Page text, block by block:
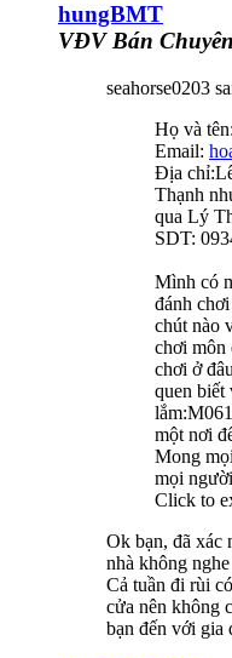
hungBMT
VĐV Bán Chuyên
seahorse0203
Họ và
Email:
Địa
Thạnh
qua Lý
SDT:
Mình có
đánh
chút nào
chơi môn
chơi ở
quen biết
một nơi
Mong
mọi
Click to
Ok bạn, đã xác
nhà không
Cả tuần đi rùi
cửa nên không
bạn đến với gia